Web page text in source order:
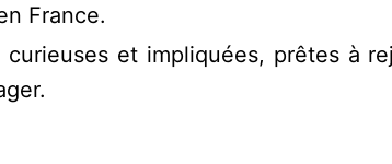
France.
et impliquées, prêtes à